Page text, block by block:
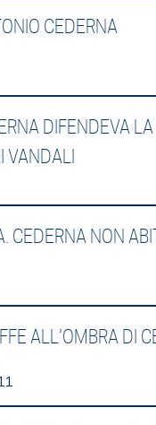
CEDERNA
DIFENDEVA LA
VANDALI
CEDERNA NON
ALL’OMBRA DI